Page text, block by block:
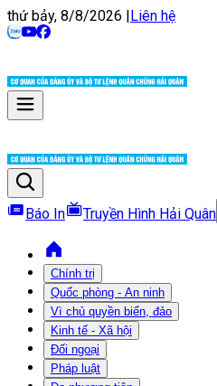
thứ bảy, 8/8/2026 |Liên hệ
Báo In Truyền Hình Hải Quân
Chính trị
Quốc phòng - An ninh
Vì chủ quyền biển, đảo
Kinh tế - Xã hội
Đối ngoại
Pháp luật